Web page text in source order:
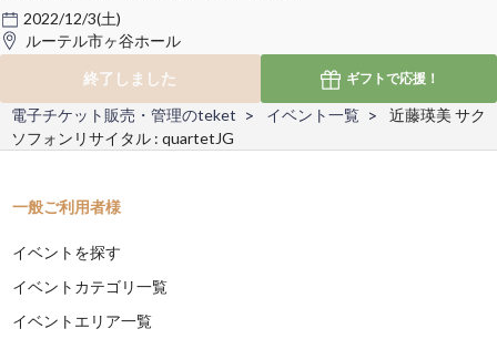
2022/12/3(土)
ルーテル市ヶ谷ホール
終了しました
ギフトで応援！
電子チケット販売・管理のteket イベント一覧
近藤瑛美 サク
ソフォンリサイタル : quartetJG
一般ご利用者様
イベントを探す
イベントカテゴリ一覧
イベントエリア一覧